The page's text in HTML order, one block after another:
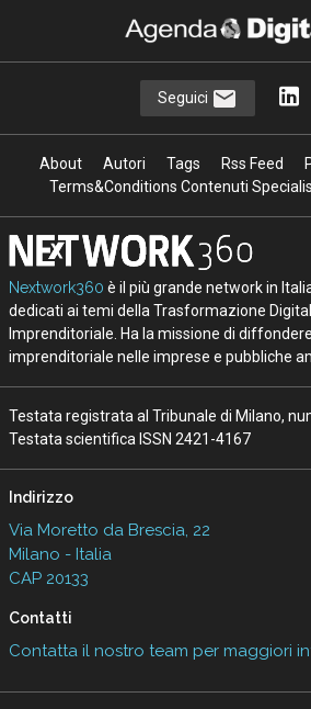
Seguici
About Autori Tags Rss Feed
Terms&Conditions Contenuti
Nextwork360 è il più grande network in
dedicati ai temi della Trasformazione
Imprenditoriale. Ha la missione di
imprenditoriale nelle imprese e pubbliche
Testata registrata al Tribunale di Milano,
Testata scientifica ISSN 2421-4167
Indirizzo
Via Moretto da Brescia, 22
Milano - Italia
CAP 20133
Contatti
Contatta il nostro team per maggiori